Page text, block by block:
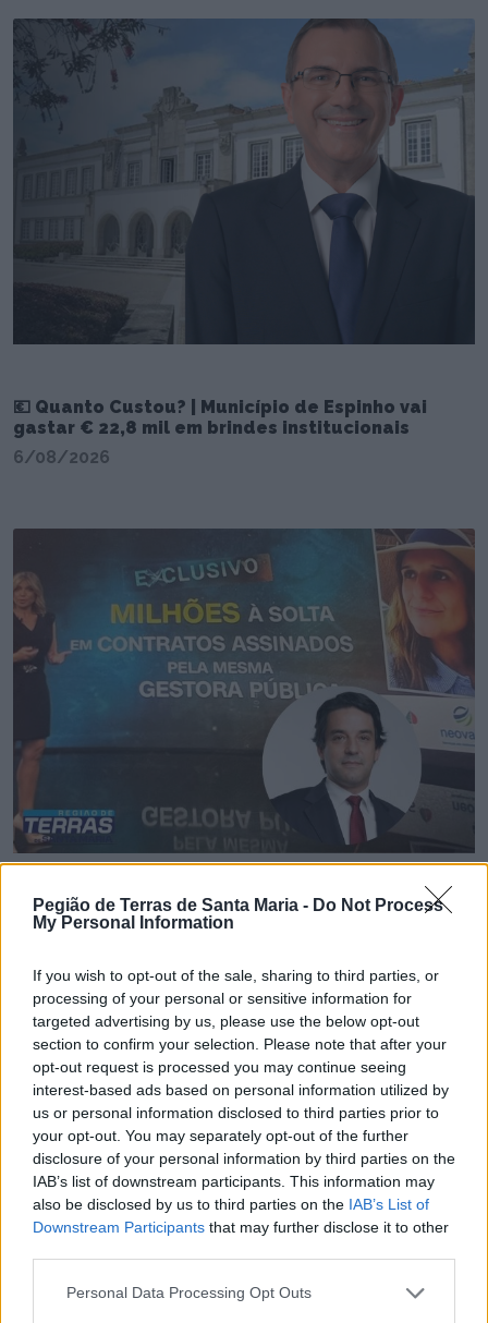
Pegião de Terras de Santa Maria - Do Not Process
My Personal Information
If you wish to opt-out of the sale, sharing to third parties, or
processing of your personal or sensitive information for
targeted advertising by us, please use the below opt-out
section to confirm your selection. Please note that after your
opt-out request is processed you may continue seeing
interest-based ads based on personal information utilized by
us or personal information disclosed to third parties prior to
your opt-out. You may separately opt-out of the further
disclosure of your personal information by third parties on the
IAB’s list of downstream participants. This information may
also be disclosed by us to third parties on the IAB’s List of
Downstream Participants that may further disclose it to other
Personal Data Processing Opt Outs
💶 Quanto Custou? | Município de Espinho vai
gastar € 22,8 mil em brindes institucionais
6/08/2026
Esposa do presidente do PS de Oliveira de
Azeméis investigada pela IGAS por conflito de
6/08/2026